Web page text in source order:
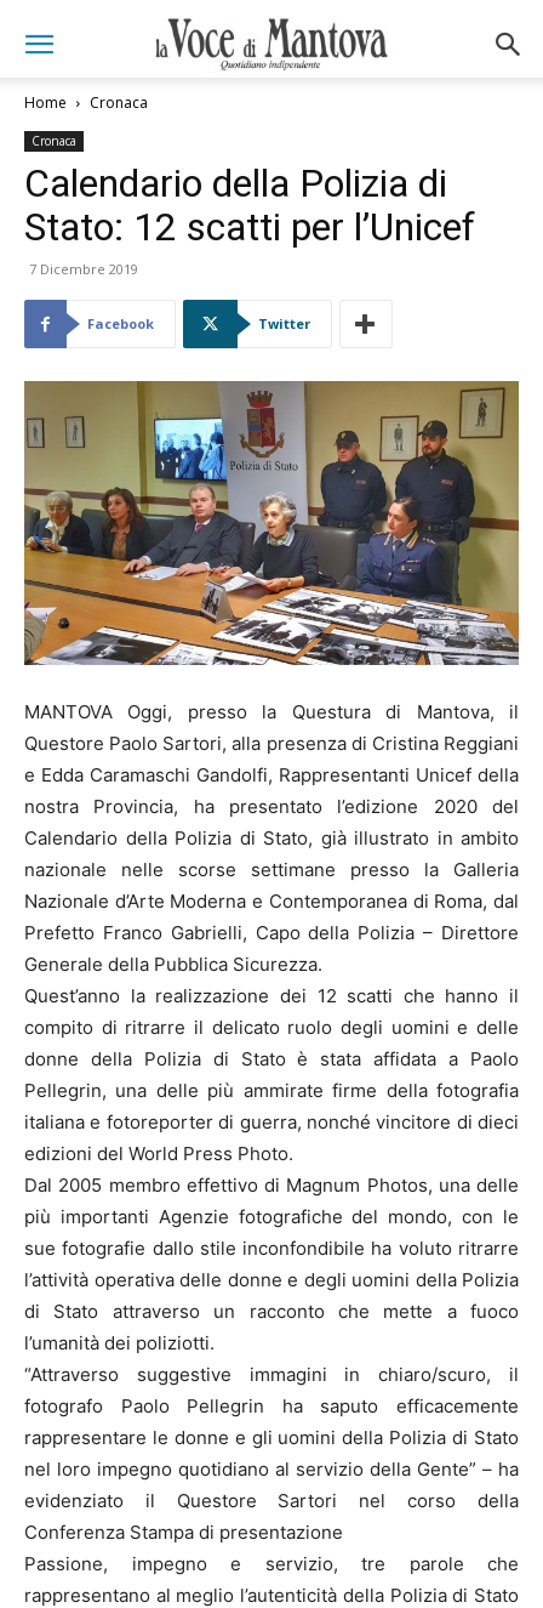
Home Cronaca
Cronaca
Calendario della Polizia di
Stato: 12 scatti per l’Unicef
7 Dicembre 2019
Facebook Twitter
MANTOVA Oggi, presso la Questura di Mantova, il
Questore Paolo Sartori, alla presenza di Cristina Reggiani
e Edda Caramaschi Gandolfi, Rappresentanti Unicef della
nostra Provincia, ha presentato l’edizione 2020 del
Calendario della Polizia di Stato, già illustrato in ambito
nazionale nelle scorse settimane presso la Galleria
Nazionale d’Arte Moderna e Contemporanea di Roma, dal
Prefetto Franco Gabrielli, Capo della Polizia – Direttore
Generale della Pubblica Sicurezza.
Quest’anno la realizzazione dei 12 scatti che hanno il
compito di ritrarre il delicato ruolo degli uomini e delle
donne della Polizia di Stato è stata affidata a Paolo
Pellegrin, una delle più ammirate firme della fotografia
italiana e fotoreporter di guerra, nonché vincitore di dieci
edizioni del World Press Photo.
Dal 2005 membro effettivo di Magnum Photos, una delle
più importanti Agenzie fotografiche del mondo, con le
sue fotografie dallo stile inconfondibile ha voluto ritrarre
l’attività operativa delle donne e degli uomini della Polizia
di Stato attraverso un racconto che mette a fuoco
l’umanità dei poliziotti.
“Attraverso suggestive immagini in chiaro/scuro, il
fotografo Paolo Pellegrin ha saputo efficacemente
rappresentare le donne e gli uomini della Polizia di Stato
nel loro impegno quotidiano al servizio della Gente” – ha
evidenziato il Questore Sartori nel corso della
Conferenza Stampa di presentazione
Passione, impegno e servizio, tre parole che
rappresentano al meglio l’autenticità della Polizia di Stato